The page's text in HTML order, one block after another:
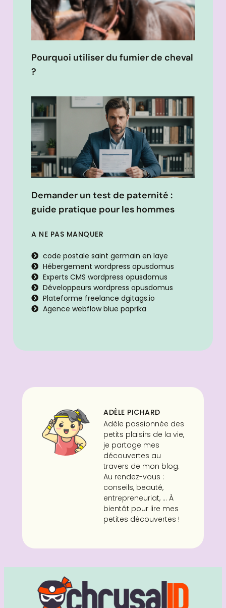
Pourquoi utiliser du fumier de cheval
?
Demander un test de paternité :
guide pratique pour les hommes
A NE PAS MANQUER
code postale saint germain en laye
Hébergement wordpress opusdomus
Experts CMS wordpress opusdomus
Développeurs wordpress opusdomus
Plateforme freelance dgitags.io
Agence webflow blue paprika
ADÈLE PICHARD
Adèle passionnée des
petits plaisirs de la vie,
je partage mes
découvertes au
travers de mon blog.
Au rendez-vous :
conseils, beauté,
entrepreneuriat, ... À
bientôt pour lire mes
petites découvertes !